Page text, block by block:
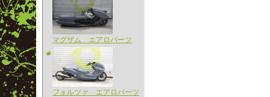
マグザム エアロパーツ
フォルツァ エアロパーツ